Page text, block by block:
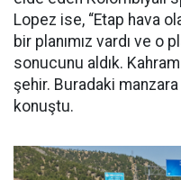
Lopez ise, “Etap hava
bir planımız vardı ve o
sonucunu aldık.
şehir. Buradaki
konuştu.